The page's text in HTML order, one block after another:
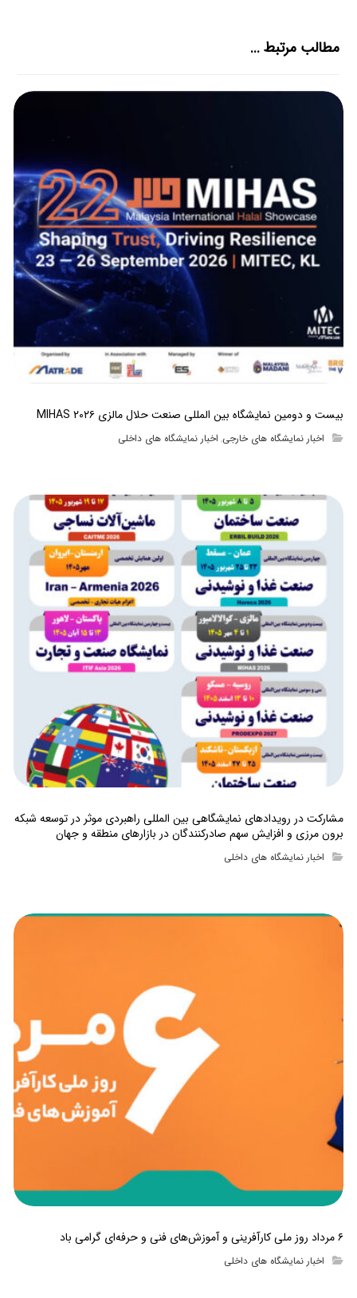
مطالب مرتبط ...
بیست و دومین نمایشگاه بین المللی صنعت حلال مالزی MIHAS ۲۰۲۶
اخبار نمایشگاه های خارجی, اخبار نمایشگاه های داخلی
مشارکت در رویدادهای نمایشگاهی بین المللی راهبردی موثر در توسعه شبکه
برون مرزی و افزایش سهم صادرکنندگان در بازارهای منطقه و جهان
اخبار نمایشگاه های داخلی
۶ مرداد روز ملی کارآفرینی و آموزش‌های فنی و حرفه‌ای گرامی باد
اخبار نمایشگاه های داخلی